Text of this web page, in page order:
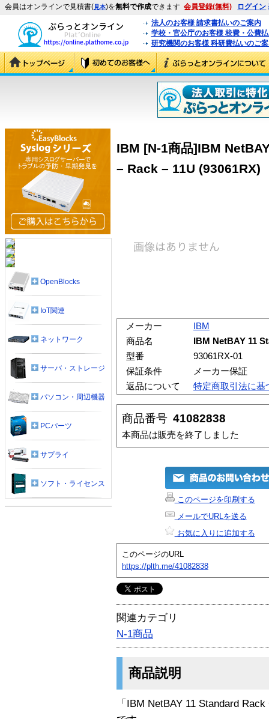
会員はオンラインで見積書(見本)を無料で作成できます 会員登録(無料) ログイン
法人のお客様 請求書払いのご案内
学校・官公庁のお客様 校費・公費
研究機関のお客様 科研費払いのご
IBM [N-1商品]IBM
– Rack – 11U (93061RX)
メーカー
IBM
商品名
IBM NetBAY 11
型番
93061RX-01
保証条件
メーカー保証
返品について
特定商取引法に基
商品番号 41082838
本商品は販売を終了しました
このページを印刷する
メールでURLを送る
お気に入りに追加する
このページのURL
https://plth.me/41082838
関連カテゴリ
N-1商品
商品説明
「IBM NetBAY 11 Standard
OpenBlocks
IoT関連
ネットワーク
サーバ・ストレージ
パソコン・周辺機器
PCパーツ
サプライ
ソフト・ライセンス